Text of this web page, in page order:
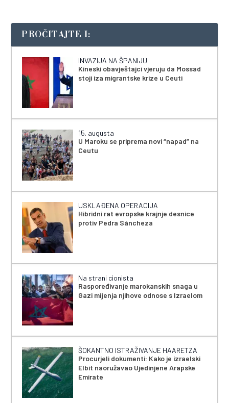
PROČITAJTE I:
INVAZIJA NA ŠPANIJU
Kineski obavještajci vjeruju da Mossad
stoji iza migrantske krize u Ceuti
15. augusta
U Maroku se priprema novi “napad” na
Ceutu
USKLAĐENA OPERACIJA
Hibridni rat evropske krajnje desnice
protiv Pedra Sáncheza
Na strani cionista
Raspoređivanje marokanskih snaga u
Gazi mijenja njihove odnose s Izraelom
ŠOKANTNO ISTRAŽIVANJE HAARETZA
Procurjeli dokumenti: Kako je izraelski
Elbit naoružavao Ujedinjene Arapske
Emirate